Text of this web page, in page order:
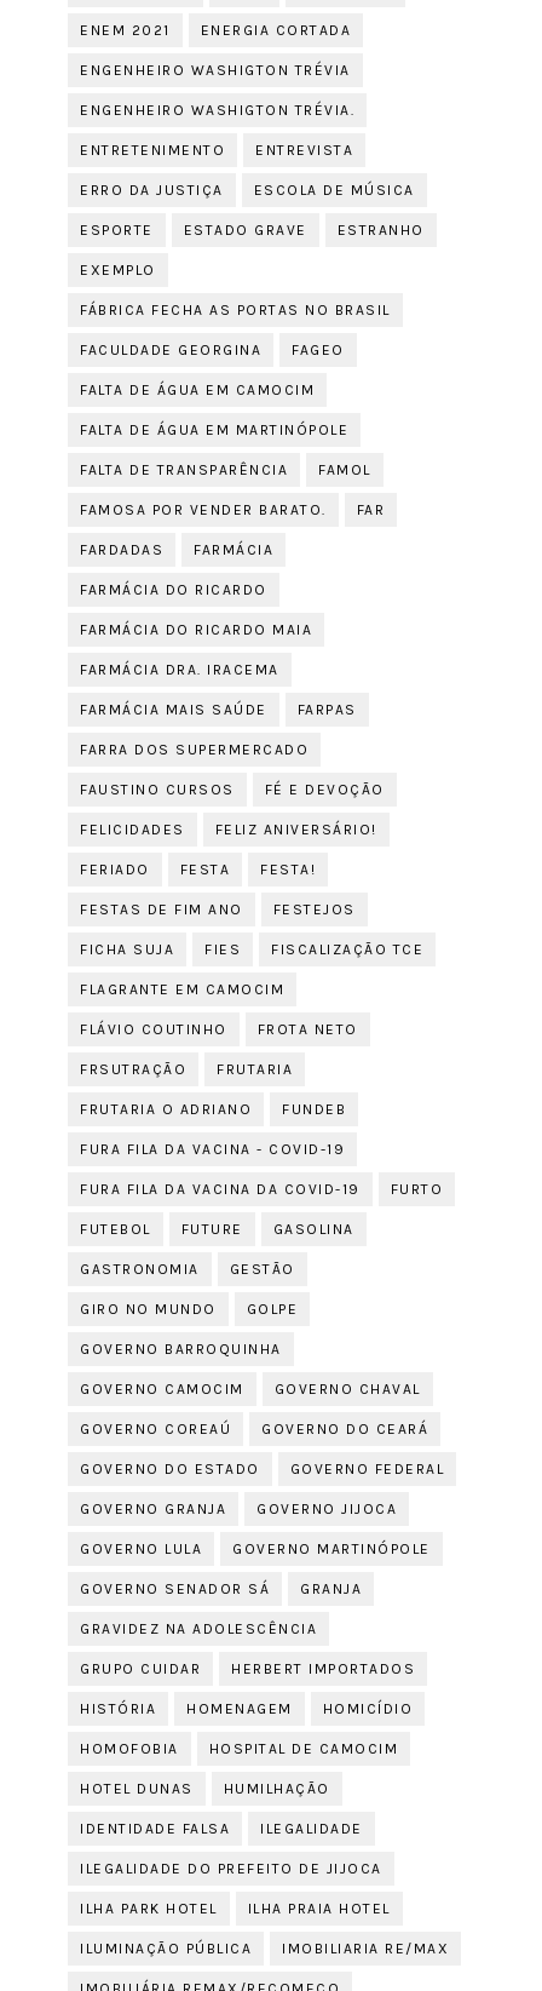
ENEM 2021 ENERGIA CORTADA
ENGENHEIRO WASHIGTON TRÉVIA
ENGENHEIRO WASHIGTON TRÉVIA.
ENTRETENIMENTO ENTREVISTA
ERRO DA JUSTIÇA ESCOLA DE MÚSICA
ESPORTE ESTADO GRAVE ESTRANHO
EXEMPLO
FÁBRICA FECHA AS PORTAS NO BRASIL
FACULDADE GEORGINA FAGEO
FALTA DE ÁGUA EM CAMOCIM
FALTA DE ÁGUA EM MARTINÓPOLE
FALTA DE TRANSPARÊNCIA FAMOL
FAMOSA POR VENDER BARATO. FAR
FARDADAS FARMÁCIA
FARMÁCIA DO RICARDO
FARMÁCIA DO RICARDO MAIA
FARMÁCIA DRA. IRACEMA
FARMÁCIA MAIS SAÚDE FARPAS
FARRA DOS SUPERMERCADO
FAUSTINO CURSOS FÉ E DEVOÇÃO
FELICIDADES FELIZ ANIVERSÁRIO!
FERIADO FESTA FESTA!
FESTAS DE FIM ANO FESTEJOS
FICHA SUJA FIES FISCALIZAÇÃO TCE
FLAGRANTE EM CAMOCIM
FLÁVIO COUTINHO FROTA NETO
FRSUTRAÇÃO FRUTARIA
FRUTARIA O ADRIANO FUNDEB
FURA FILA DA VACINA - COVID-19
FURA FILA DA VACINA DA COVID-19 FURTO
FUTEBOL FUTURE GASOLINA
GASTRONOMIA GESTÃO
GIRO NO MUNDO GOLPE
GOVERNO BARROQUINHA
GOVERNO CAMOCIM GOVERNO CHAVAL
GOVERNO COREAÚ GOVERNO DO CEARÁ
GOVERNO DO ESTADO GOVERNO FEDERAL
GOVERNO GRANJA GOVERNO JIJOCA
GOVERNO LULA GOVERNO MARTINÓPOLE
GOVERNO SENADOR SÁ GRANJA
GRAVIDEZ NA ADOLESCÊNCIA
GRUPO CUIDAR HERBERT IMPORTADOS
HISTÓRIA HOMENAGEM HOMICÍDIO
HOMOFOBIA HOSPITAL DE CAMOCIM
HOTEL DUNAS HUMILHAÇÃO
IDENTIDADE FALSA ILEGALIDADE
ILEGALIDADE DO PREFEITO DE JIJOCA
ILHA PARK HOTEL ILHA PRAIA HOTEL
ILUMINAÇÃO PÚBLICA IMOBILIARIA RE/MAX